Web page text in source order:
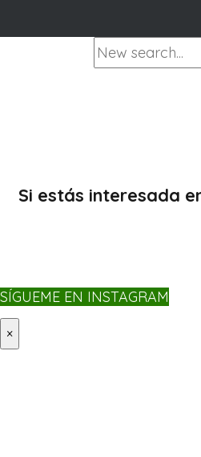
Si estás interesada
SÍGUEME EN INSTAGRAM
×